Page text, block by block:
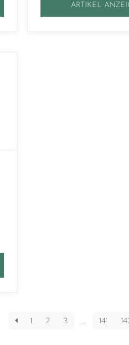
ARTIKEL
1 2 3 … 141